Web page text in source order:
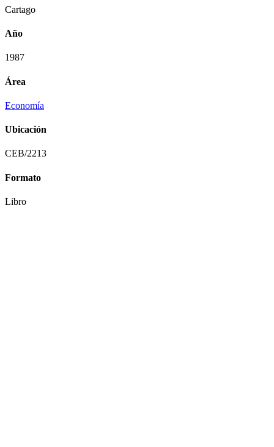
Cartago
Año
1987
Área
Economía
Ubicación
CEB/2213
Formato
Libro